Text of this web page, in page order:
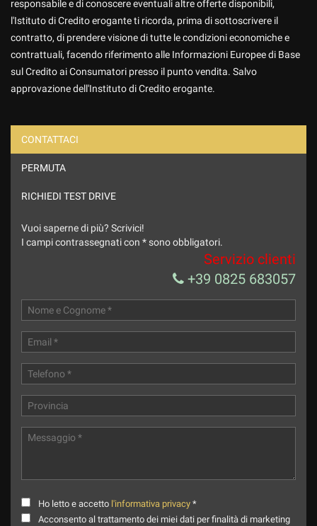
Ho letto e accetto
marketing
Invia la tua richiesta
responsabile e di conoscere eventuali altre offerte disponibili,
l'Istituto di Credito erogante ti ricorda, prima di sottoscrivere il
contratto, di prendere visione di tutte le condizioni economiche e
contrattuali, facendo riferimento alle Informazioni Europee di Base
sul Credito ai Consumatori presso il punto vendita. Salvo
approvazione dell'Instituto di Credito erogante.
CONTATTACI
PERMUTA
RICHIEDI TEST DRIVE
Vuoi saperne di più? Scrivici!
I campi contrassegnati con * sono obbligatori.
Servizio clienti
+39 0825 683057
Ho letto e accetto l'informativa privacy *
Acconsento al trattamento dei miei dati per finalità di marketing